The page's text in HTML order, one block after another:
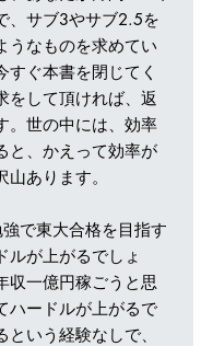
、サブ3やサブ2.5を
うなものを求めてい
すぐ本書を閉じてく
をして頂ければ、返
。世の中には、効率
と、かえって効率が
あります。
で東大合格を目指す
ルが上がるでしょ
収一億円稼ごうと思
ハードルが上がるで
という経験なしで、